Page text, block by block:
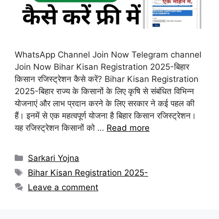
WhatsApp Channel Join Now Telegram channel
Join Now Bihar Kisan Registration 2025-बिहार
किसान रजिस्ट्रेशन कैसे करें? Bihar Kisan Registration
2025-बिहार राज्य के किसानों के लिए कृषि से संबंधित विभिन्न
योजनाएं और लाभ प्रदान करने के लिए सरकार ने कई पहल की
हैं। इनमें से एक महत्वपूर्ण योजना है बिहार किसान रजिस्ट्रेशन।
यह रजिस्ट्रेशन किसानों को … Read more
Categories
Sarkari Yojna
Tags
Bihar Kisan Registration 2025-
Leave a comment